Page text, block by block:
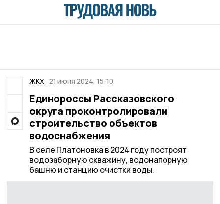
ЖКХ 21 июня 2024, 15:10
Единороссы Рассказовского
округа проконтролировали
строительство объектов
водоснабжения
В селе Платоновка в 2024 году построят
водозаборную скважину, водонапорную
башню и станцию очистки воды.